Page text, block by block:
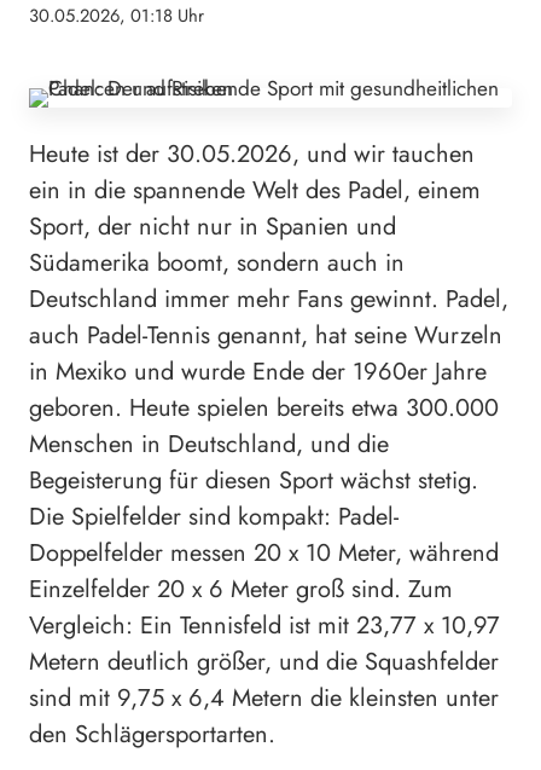
30.05.2026, 01:18 Uhr
Heute ist der 30.05.2026, und wir tauchen
ein in die spannende Welt des Padel, einem
Sport, der nicht nur in Spanien und
Südamerika boomt, sondern auch in
Deutschland immer mehr Fans gewinnt. Padel,
auch Padel-Tennis genannt, hat seine Wurzeln
in Mexiko und wurde Ende der 1960er Jahre
geboren. Heute spielen bereits etwa 300.000
Menschen in Deutschland, und die
Begeisterung für diesen Sport wächst stetig.
Die Spielfelder sind kompakt: Padel-
Doppelfelder messen 20 x 10 Meter, während
Einzelfelder 20 x 6 Meter groß sind. Zum
Vergleich: Ein Tennisfeld ist mit 23,77 x 10,97
Metern deutlich größer, und die Squashfelder
sind mit 9,75 x 6,4 Metern die kleinsten unter
den Schlägersportarten.